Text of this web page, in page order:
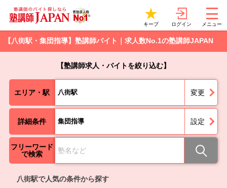
キープ ログイン メニュー
【八街駅・集団指導】塾講師バイト｜求人数No.1の塾講師JAPAN
【塾講師求人・バイトを絞り込む】
エリア・駅 八街駅 変更
詳細条件 集団指導 設定
フリーワード
で検索
八街駅で人気の条件から探す